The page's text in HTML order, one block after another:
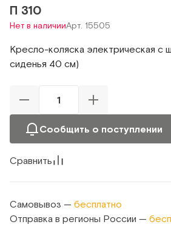
П 310
Нет в наличииАрт. 15505
Кресло-коляска электрическая с
сиденья 40 см)
Сообщить о поступлении
Сравнить
Самовывоз — бесплатно
Отправка в регионы России —